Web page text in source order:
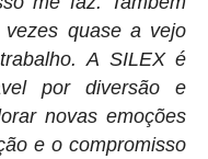
quase a vejo
A SILEX é
por diversão e
novas emoções
e o compromisso